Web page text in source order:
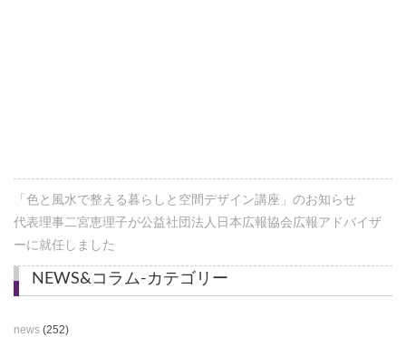
「色と風水で整える暮らしと空間デザイン講座」のお知らせ
代表理事二宮恵理子が公益社団法人日本広報協会広報アドバイザ
ーに就任しました
NEWS&コラム-カテゴリー
news (252)